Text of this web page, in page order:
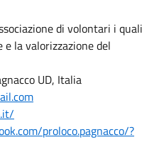
di volontari i quali
la valorizzazione del
UD, Italia
proloco.pagnacco/?